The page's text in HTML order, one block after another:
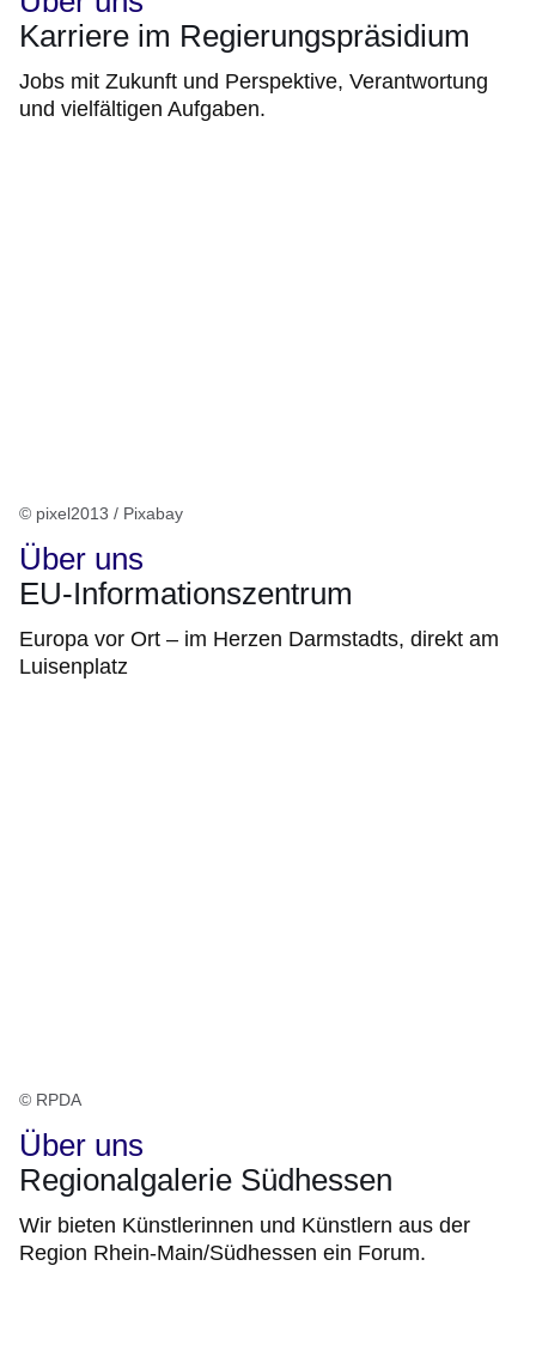
Karriere im Regierungspräsidium
Jobs mit Zukunft und Perspektive, Verantwortung
und vielfältigen Aufgaben.
© pixel2013 / Pixabay
Über uns
EU-Informationszentrum
Europa vor Ort – im Herzen Darmstadts, direkt am
Luisenplatz
© RPDA
Über uns
Regionalgalerie Südhessen
Wir bieten Künstlerinnen und Künstlern aus der
Region Rhein-Main/Südhessen ein Forum.